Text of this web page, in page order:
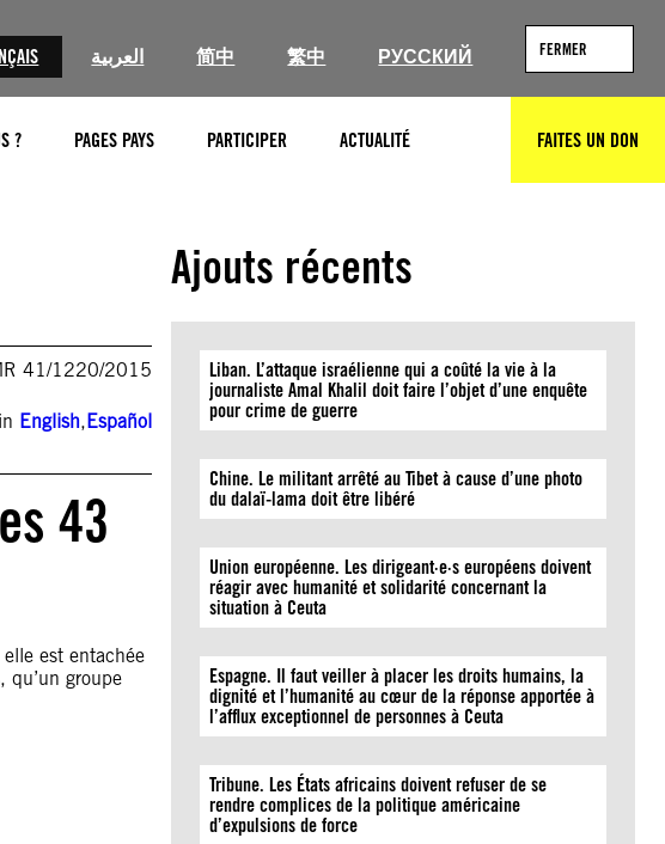
العربية 简中 繁中 РУССКИЙ FERMER
? PAGES PAYS PARTICIPER ACTUALITÉ RECHERCHERFAITES UN DON
41/1220/2015
English,Español
43
est entachée
qu’un groupe
Ajouts récents
Liban. L’attaque israélienne qui a coûté la vie à la
journaliste Amal Khalil doit faire l’objet d’une enquête
pour crime de guerre
Chine. Le militant arrêté au Tibet à cause d’une photo
du dalaï-lama doit être libéré
Union européenne. Les dirigeant·e·s européens doivent
réagir avec humanité et solidarité concernant la
situation à Ceuta
Espagne. Il faut veiller à placer les droits humains, la
dignité et l’humanité au cœur de la réponse apportée à
l’afflux exceptionnel de personnes à Ceuta
Tribune. Les États africains doivent refuser de se
rendre complices de la politique américaine
d’expulsions de force